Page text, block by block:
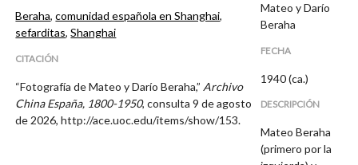
Beraha,comunidad española en Shanghai,
sefarditas,Shanghai
CITACIÓN
“Fotografía de Mateo y Darío Beraha,” Archivo
China España, 1800-1950, consulta 9 de agosto
de 2026,http://ace.uoc.edu/items/show/153.
Mateo y Darío
Beraha
FECHA
1940 (ca.)
DESCRIPCIÓN
Mateo Beraha
(primero por la